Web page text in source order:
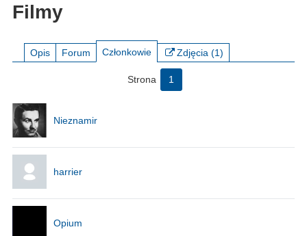
Filmy
Opis Forum Członkowie Zdjęcia (1)
Strona 1
Nieznamir
harrier
Opium